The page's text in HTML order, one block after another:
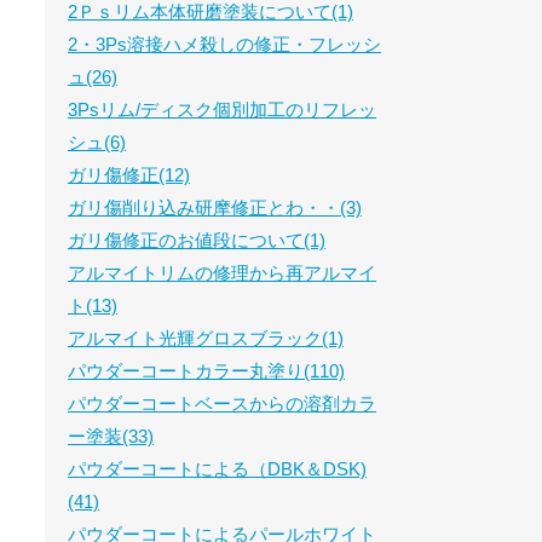
2Ｐｓリム本体研磨塗装について(1)
2・3Ps溶接ハメ殺しの修正・フレッシ
ュ(26)
3Psリム/ディスク個別加工のリフレッ
シュ(6)
ガリ傷修正(12)
ガリ傷削り込み研摩修正とわ・・(3)
ガリ傷修正のお値段について(1)
アルマイトリムの修理から再アルマイ
ト(13)
アルマイト光輝グロスブラック(1)
パウダーコートカラー丸塗り(110)
パウダーコートベースからの溶剤カラ
ー塗装(33)
パウダーコートによる（DBK＆DSK)
(41)
パウダーコートによるパールホワイト